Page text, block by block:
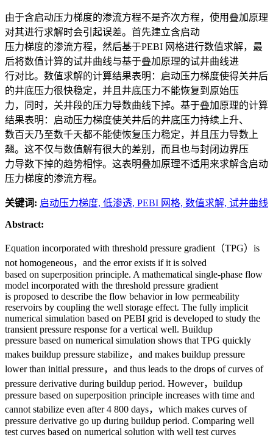
由于含启动压力梯度的渗流方程不是齐次方程，使用叠加原理
对其进行求解时会引起误差。首先建立含启动
压力梯度的渗流方程，然后基于PEBI 网格进行数值求解，最
后将数值计算的试井曲线与基于叠加原理的试井曲线进
行对比。数值求解的计算结果表明：启动压力梯度使得关井后
的井底压力很快稳定，并且井底压力不能恢复到原始压
力，同时，关井段的压力导数曲线下掉。基于叠加原理的计算
结果表明：启动压力梯度使关井后的井底压力持续上升、
数百天乃至数千天都不能使恢复压力稳定，并且压力导数上
翘。这不仅与数值解有很大的差别，而且也与封闭边界压
力导数下掉的趋势相悖。这表明叠加原理不适用来求解含启动
压力梯度的渗流方程。
关键词: 启动压力梯度, 低渗透, PEBI 网格, 数值求解, 试井曲线
Abstract:
Equation incorporated with threshold pressure gradient（TPG）is
not homogeneous，and the error exists if it is solved
based on superposition principle. A mathematical single-phase flow
model incorporated with the threshold pressure gradient
is proposed to describe the flow behavior in low permeability
reservoirs by coupling the well storage effect. The fully implicit
numerical simulation based on PEBI grid is developed to study the
transient pressure response for a vertical well. Buildup
pressure based on numerical simulation shows that TPG quickly
makes buildup pressure stabilize，and makes buildup pressure
lower than initial pressure，and thus leads to the drops of curves of
pressure derivative during buildup period. However，buildup
pressure based on superposition principle increases with time and
cannot stabilize even after 4 800 days，which makes curves of
pressure derivative go up during buildup period. Comparing well
test curves based on numerical solution with well test curves